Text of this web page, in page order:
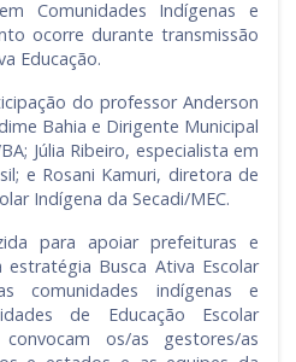
Comunidades Indígenas e
ocorre durante transmissão
Educação.
do professor Anderson
Bahia e Dirigente Municipal
Júlia Ribeiro, especialista em
e Rosani Kamuri, diretora de
Indígena da Secadi/MEC.
para apoiar prefeituras e
Busca Ativa Escolar
comunidades indígenas e
de Educação Escolar
os/as gestores/as